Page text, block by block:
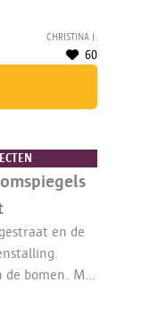
Christina J.
60
en de
de bomen. Met